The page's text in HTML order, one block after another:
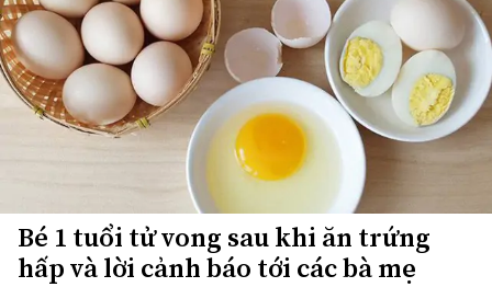
Bé 1 tuổi tử vong sau khi ăn trứng
hấp và lời cảnh báo tới các bà mẹ